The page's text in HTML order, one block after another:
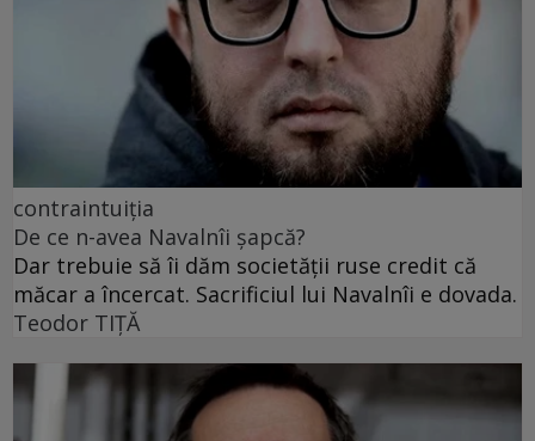
contraintuiția
De ce n-avea Navalnîi șapcă?
Dar trebuie să îi dăm societății ruse credit că
măcar a încercat. Sacrificiul lui Navalnîi e dovada.
Teodor TIŢĂ